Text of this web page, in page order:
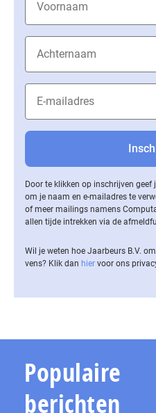
Door te klikken op inschrijven
om je naam en e-mailadres te
of meer mailings namens
allen tijde intrekken via de
Wil je weten hoe Jaarbeurs B.V.
vens? Klik dan hier voor ons
Populaire
berichten